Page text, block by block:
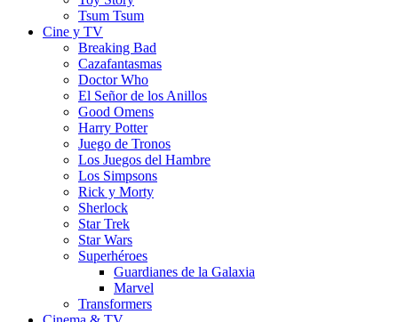
Tsum Tsum
Cine y TV
Breaking Bad
Cazafantasmas
Doctor Who
El Señor de los Anillos
Good Omens
Harry Potter
Juego de Tronos
Los Juegos del Hambre
Los Simpsons
Rick y Morty
Sherlock
Star Trek
Star Wars
Superhéroes
Guardianes de la Galaxia
Marvel
Transformers